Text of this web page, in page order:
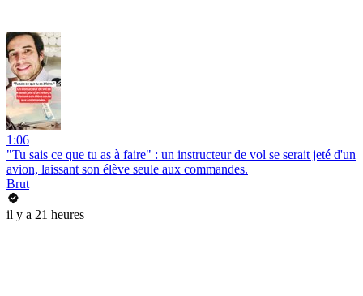
1:06
"Tu sais ce que tu as à faire" : un instructeur de vol se serait jeté d'un
avion, laissant son élève seule aux commandes.
Brut
il y a 21 heures